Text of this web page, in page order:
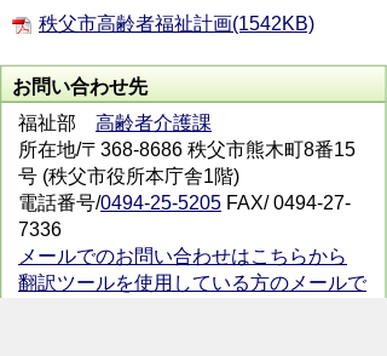
秩父市高齢者福祉計画(1542KB)
お問い合わせ先
福祉部 高齢者介護課
所在地/〒368-8686 秩父市熊木町8番15
号 (秩父市役所本庁舎1階)
電話番号/0494-25-5205 FAX/ 0494-27-
7336
メールでのお問い合わせはこちらから
翻訳ツールを使用している方のメールで